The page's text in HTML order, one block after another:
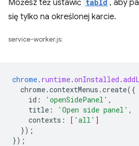
Możesz też ustawić tabId , aby
się tylko na określonej karcie.
service-worker.js:
chrome. runtime.onInstalled .
chrome.contextMenus.create({
id : 'openSidePanel' ,
title : 'Open side panel' ,
contexts : [ 'all' ]
});
});